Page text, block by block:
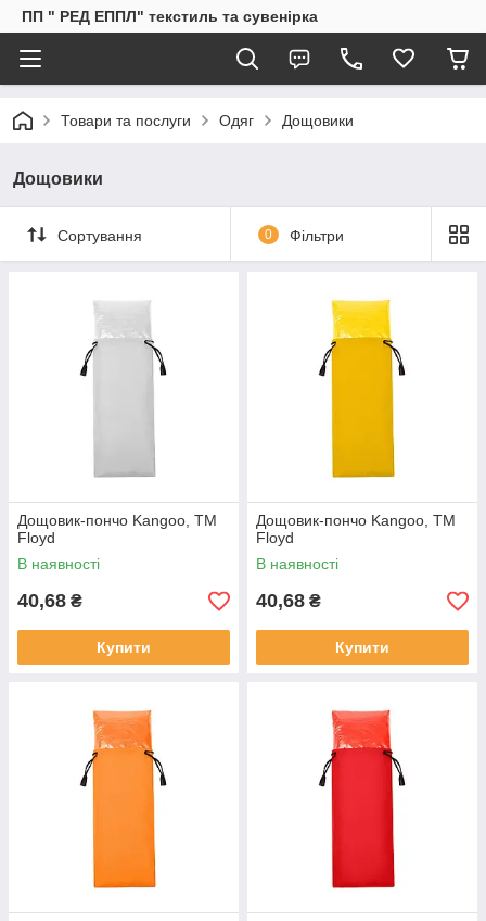
ПП " РЕД ЕППЛ" текстиль та сувенірка
Товари та послуги Одяг Дощовики
Дощовики
Сортування 0 Фільтри
Дощовик-пончо Kangoo, TM
Floyd
В наявності
40,68 ₴
Купити
Дощовик-пончо Kangoo, TM
Floyd
В наявності
40,68 ₴
Купити